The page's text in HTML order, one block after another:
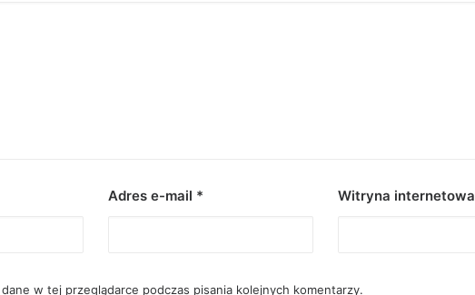
Adres e-mail * Witryna internetowa
w tej przeglądarce podczas pisania kolejnych komentarzy.